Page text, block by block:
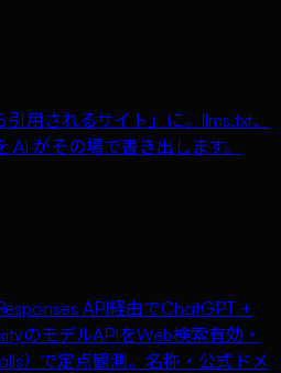
用されるサイト」に。llms.txt、
がその場で書き出します。
API経由でChatGPT +
のモデルAPIをWeb検索有効・
）で定点観測。名称・公式ドメ